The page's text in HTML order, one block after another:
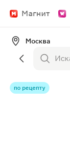
Магнит
Москва
по рецепту